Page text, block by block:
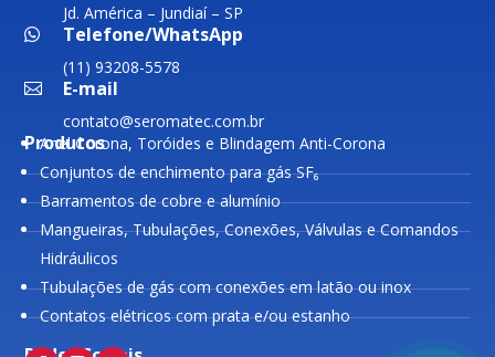
Jd. América – Jundiaí – SP
 Telefone/WhatsApp
(11) 93208-5578
 E-mail
contato@seromatec.com.br
Produtos
Anel Corona, Toróides e Blindagem Anti-Corona
Conjuntos de enchimento para gás SF₆
Barramentos de cobre e alumínio
Mangueiras, Tubulações, Conexões, Válvulas e Comandos
Hidráulicos
Tubulações de gás com conexões em latão ou inox
Contatos elétricos com prata e/ou estanho